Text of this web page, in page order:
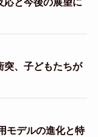
突、子どもたちが
モデルの進化と特